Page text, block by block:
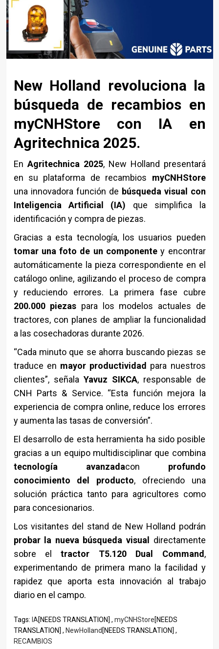
New Holland revoluciona la
búsqueda de recambios en
myCNHStore con IA en
Agritechnica 2025.
En Agritechnica 2025, New Holland presentará
en su plataforma de recambios myCNHStore
una innovadora función de búsqueda visual con
Inteligencia Artificial (IA) que simplifica la
identificación y compra de piezas.
Gracias a esta tecnología, los usuarios pueden
tomar una foto de un componentey encontrar
automáticamente la pieza correspondiente en el
catálogo online, agilizando el proceso de compra
y reduciendo errores. La primera fase cubre
200.000 piezas para los modelos actuales de
tractores, con planes de ampliar la funcionalidad
a las cosechadoras durante 2026.
“Cada minuto que se ahorra buscando piezas se
traduce en mayor productividad para nuestros
clientes”, señala Yavuz SIKCA, responsable de
CNH Parts & Service. “Esta función mejora la
experiencia de compra online, reduce los errores
y aumenta las tasas de conversión”.
El desarrollo de esta herramienta ha sido posible
gracias a un equipo multidisciplinar que combina
tecnología avanzadacon profundo
conocimiento del producto, ofreciendo una
solución práctica tanto para agricultores como
para concesionarios.
Los visitantes del stand de New Holland podrán
probar la nueva búsqueda visual directamente
sobre eltractor T5.120 Dual Command,
experimentando de primera mano la facilidad y
rapidez que aporta esta innovación al trabajo
diario en el campo.
Tags: IA[NEEDS TRANSLATION] , myCNHStore[NEEDS
TRANSLATION] , NewHolland [NEEDS TRANSLATION] ,
RECAMBIOS